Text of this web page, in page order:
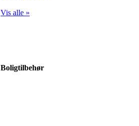
Vis alle »
Boligtilbehør